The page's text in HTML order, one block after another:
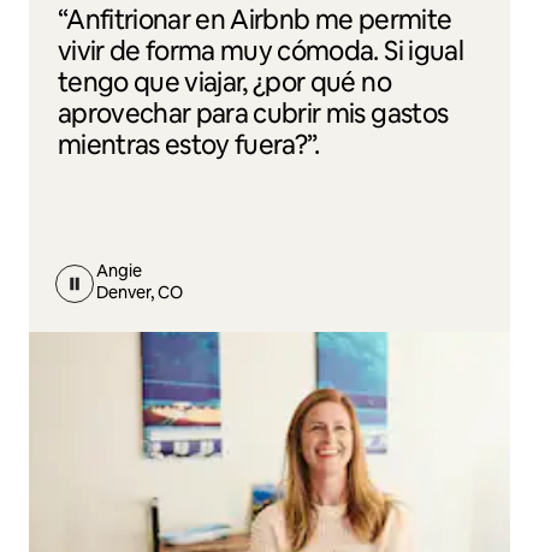
“Anfitrionar en Airbnb me permite
vivir de forma muy cómoda. Si igual
tengo que viajar, ¿por qué no
aprovechar para cubrir mis gastos
mientras estoy fuera?”.
Angie
Denver, CO